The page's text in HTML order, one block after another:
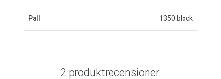
Pall 1350 block
2 produktrecensioner